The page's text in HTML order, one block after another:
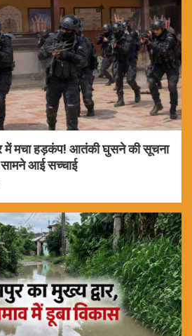
में मचा हड़कंप! आतंकी घुसने की सूचना
आई सच्चाई